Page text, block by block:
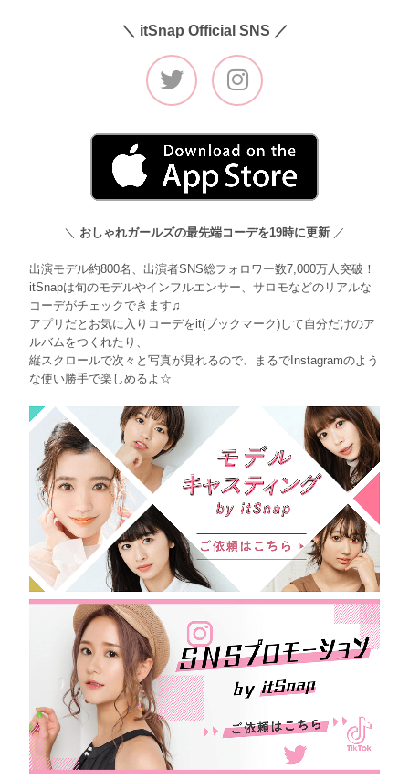
＼ itSnap Official SNS ／
＼ おしゃれガールズの最先端コーデを19時に更新 ／
出演モデル約800名、出演者SNS総フォロワー数7,000万人突破！
itSnapは旬のモデルやインフルエンサー、サロモなどのリアルな
コーデがチェックできます♫
アプリだとお気に入りコーデをit(ブックマーク)して自分だけのア
ルバムをつくれたり、
縦スクロールで次々と写真が見れるので、まるでInstagramのよう
な使い勝手で楽しめるよ☆